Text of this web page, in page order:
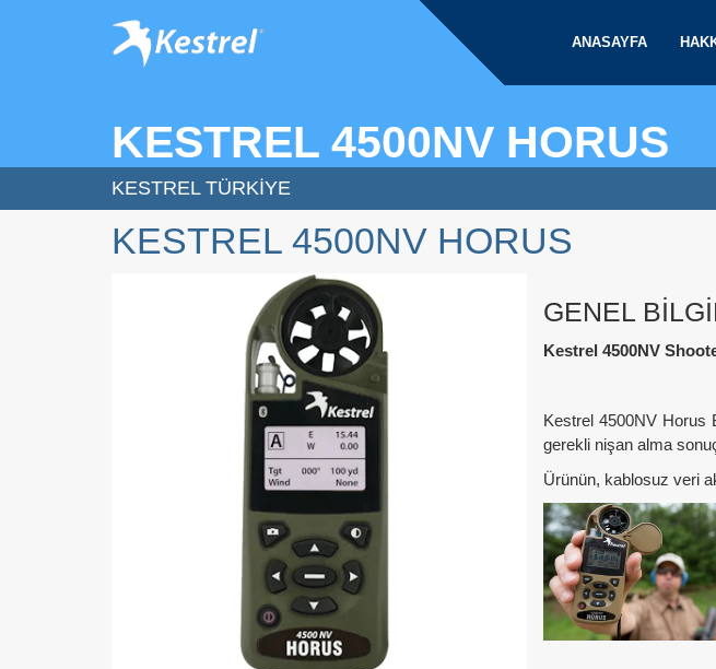
ANASAYFA
KESTREL 4500NV HORUS
KESTREL TÜRKIYE
KESTREL 4500NV HORUS
GENEL
Kestrel 4500NV
Kestrel 4500NV Horus
gerekli nişan alma
Ürünün, kablosuz veri